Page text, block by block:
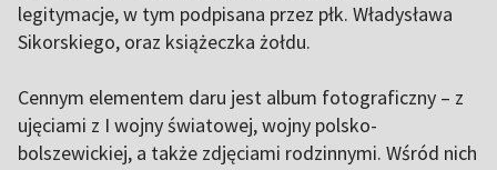
legitymacje, w tym podpisana przez płk. Władysława
Sikorskiego, oraz książeczka żołdu.
Cennym elementem daru jest album fotograficzny – z
ujęciami z I wojny światowej, wojny polsko-
bolszewickiej, a także zdjęciami rodzinnymi. Wśród nich